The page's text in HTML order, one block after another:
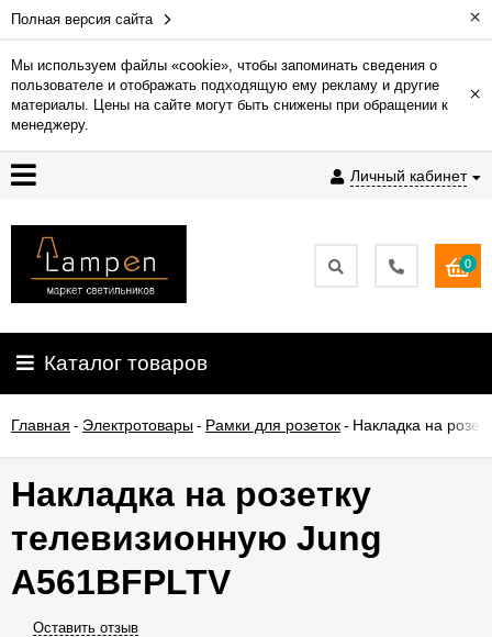
Полная версия сайта ×
Мы используем файлы «cookie», чтобы запоминать сведения о
пользователе и отображать подходящую ему рекламу и другие
материалы. Цены на сайте могут быть снижены при обращении к
менеджеру.
×
Личный кабинет
Гарантия
Доставка
и
Контакты
освещения
О
0
Каталог товаров
Главная - Электротовары- Рамки для розеток- Накладка на
Накладка на розетку
телевизионную Jung
A561BFPLTV
Оставить отзыв